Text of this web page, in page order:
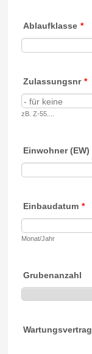
Ablaufklasse *
Zulassungsnr *
zB. Z-55....
Einwohner (EW)
Einbaudatum *
Monat/Jahr
Grubenanzahl
Wartungsvertrag